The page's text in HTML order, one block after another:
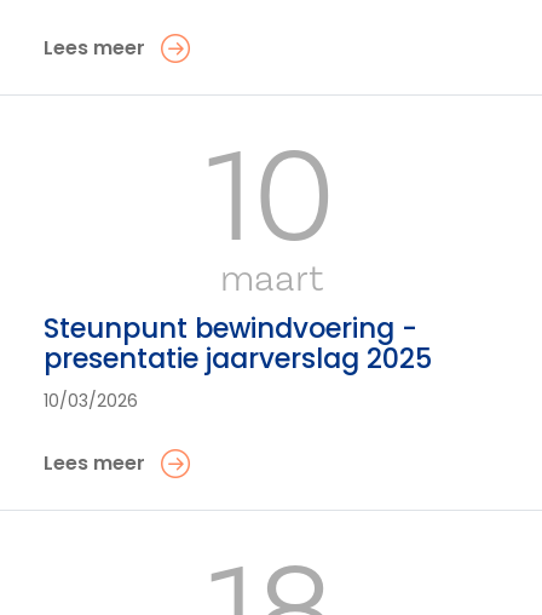
Lees meer
10
maart
Steunpunt bewindvoering -
presentatie jaarverslag 2025
10/03/2026
Lees meer